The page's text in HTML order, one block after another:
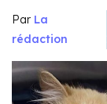
Par La
rédaction